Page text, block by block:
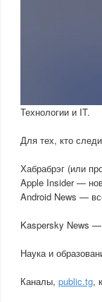
Технологии и IT.
Для тех, кто
Хабрабрэг (или
Apple Insider —
Android News —
Kaspersky News —
Наука и
Каналы, public.tg,